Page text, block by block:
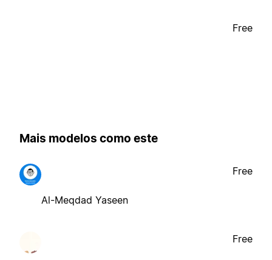
Free
Mais modelos como este
Al-Meqdad Yaseen
Free
Free